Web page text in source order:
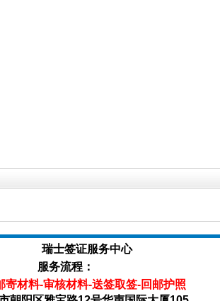
瑞士签证服务中心
服务流程：
寄材料-审核材料-送签取签-回邮护照